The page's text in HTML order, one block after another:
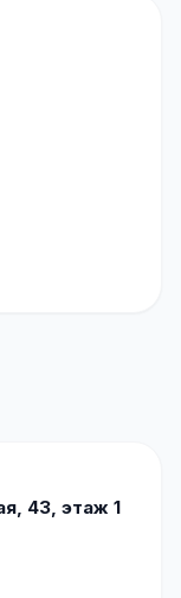
43, этаж 1